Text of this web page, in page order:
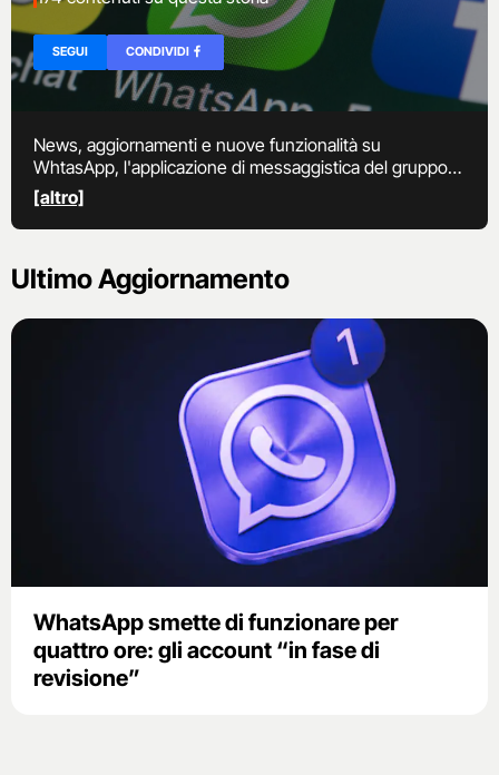
SEGUI CONDIVIDI
News, aggiornamenti e nuove funzionalità su
WhtasApp, l'applicazione di messaggistica del gruppo
Meta.
[altro]
Ultimo Aggiornamento
WhatsApp smette di funzionare per
quattro ore: gli account “in fase di
revisione”